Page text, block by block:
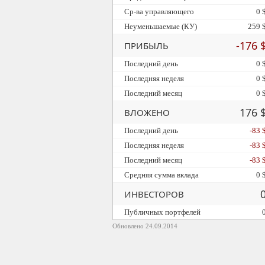
Обновлено 24.09.2014
Ср-ва управляющего
0 $
Неуменьшаемые (КУ)
259 $
ПРИБЫЛЬ -176
Последний день
0 $
Последняя неделя
0 $
Последний месяц
0 $
ВЛОЖЕНО 176
Последний день
-83 $
Последняя неделя
-83 $
Последний месяц
-83 $
Средняя сумма вклада
0 $
ИНВЕСТОРОВ
Публичных портфелей 0